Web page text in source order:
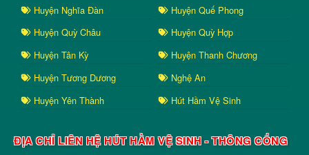
Huyện Nghĩa Đàn
Huyện Quế Phong
Huyện Quỳ Châu
Huyện Quỳ Hợp
Huyện Tân Kỳ
Huyện Thanh Chương
Huyện Tương Dương
Nghệ An
Huyện Yên Thành
Hút Hầm Vệ Sinh
ĐỊA CHỈ LIÊN HỆ HÚT HẦM VỆ SINH - THÔNG CỐNG